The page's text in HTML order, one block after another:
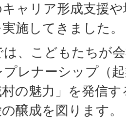
ャリア形成支援
施してきました。
、こどもたちが
レナーシップ（
の魅力」を発信
醸成を図ります。